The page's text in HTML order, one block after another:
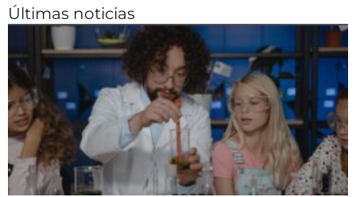
Últimas noticias